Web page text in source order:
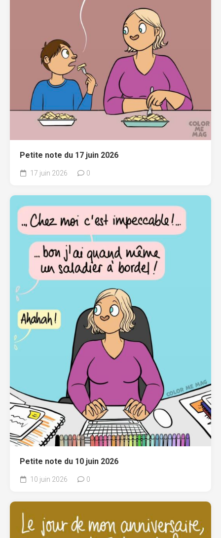
Petite note du 17 juin 2026
17 juin 2026 0
Petite note du 10 juin 2026
10 juin 2026 0